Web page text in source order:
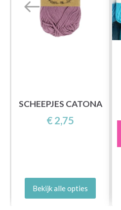
SCHEEPJES CATONA
€ 2,75
Bekijk alle opties